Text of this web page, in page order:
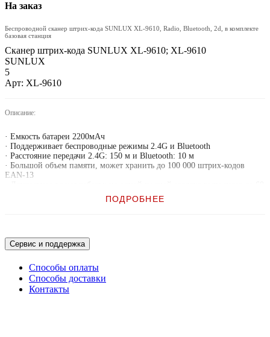
На заказ
Беспроводной сканер штрих-кода SUNLUX XL-9610, Radio, Bluetooth, 2d, в комплекте
базовая станция
Сканер штрих-кода SUNLUX XL-9610; XL-9610
SUNLUX
5
Арт: XL-9610
Описание:
· Емкость батареи 2200мАч
· Поддерживает беспроводные режимы 2.4G и Bluetooth
· Расстояние передачи 2.4G: 150 м и Bluetooth: 10 м
· Большой объем памяти, может хранить до 100 000 штрих-кодов
EAN-13
· Поддержка обновлений онлайн, доступно послепродажное
ПОДРОБНЕЕ
Сервис и поддержка
Способы оплаты
Способы доставки
Контакты